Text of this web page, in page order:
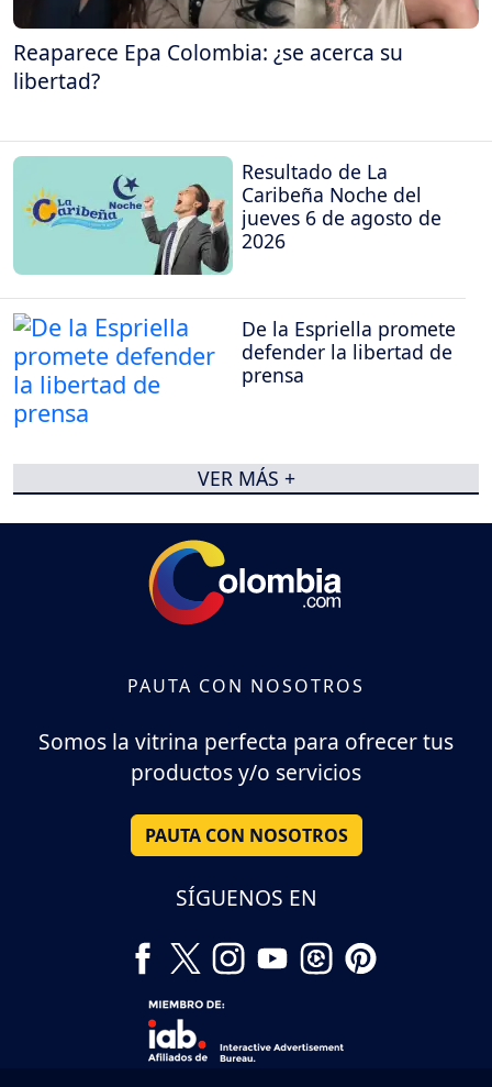
Reaparece Epa Colombia: ¿se acerca su
libertad?
Resultado de La
Caribeña Noche del
jueves 6 de agosto de
2026
De la Espriella promete
defender la libertad de
prensa
VER MÁS +
PAUTA CON NOSOTROS
Somos la vitrina perfecta para ofrecer tus
productos y/o servicios
PAUTA CON NOSOTROS
SÍGUENOS EN